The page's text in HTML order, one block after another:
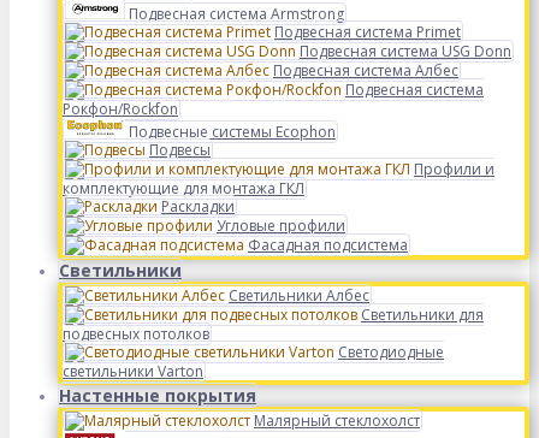
Подвесная система Armstrong
Подвесная система Primet
Подвесная система USG Donn
Подвесная система Албес
Подвесная система
Рокфон/Rockfon
Подвесные системы Ecophon
Подвесы
Профили и
комплектующие для монтажа ГКЛ
Раскладки
Угловые профили
Фасадная подсистема
Светильники
Светильники Албес
Светильники для
подвесных потолков
Светодиодные
светильники Varton
Настенные покрытия
Малярный стеклохолст